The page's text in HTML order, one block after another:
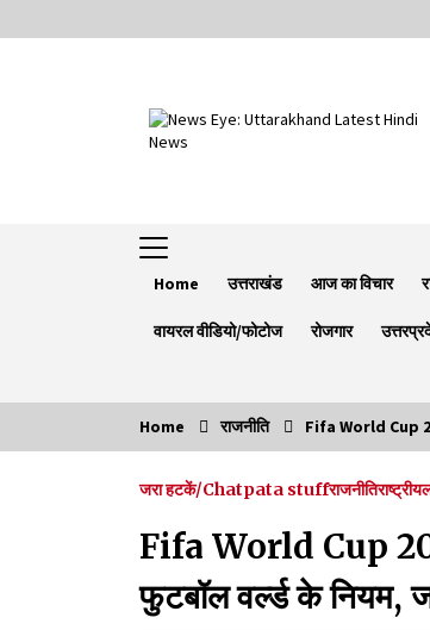
to
Home उत्तराखंड आज का विचार
वायरल वीडियो/फोटोज रोजगार
Trending Now
अधिकार दिवस कार्यक्रम में
मदरसों का नाम अब्दुल कलाम के
December 18, 2023
Home राजनीति Fifa World Cup
जरा हटकें/Chatpata stuffराजनीतिराष्ट्रीय
Fifa World Cup
फुटबॉल वर्ल्ड के नियम,